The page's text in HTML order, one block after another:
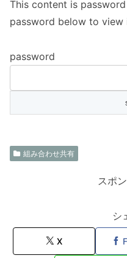
This content is
password below to view
password
組み合わせ共有
スポ
シ
X